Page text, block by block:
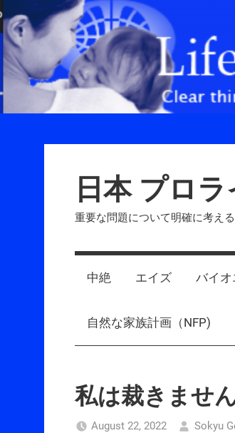
Skip
to
content
日本 プロ
重要な問題について明確に考える
中絶 エイズ バイオ
自然な家族計画（NFP)
私は裁きませ
August 22, 2022 Sokyu